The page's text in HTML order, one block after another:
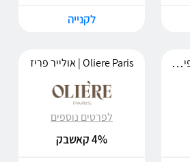
לקנייה
Redefine Hair | רידיפיין שיער Oliere Paris | אולייר פריז
לפרטים נוספים
4% קאשבק